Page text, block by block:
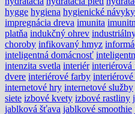
hygge hygiena hygienické návyky
impregnácia dreva imunita
platňa indukčný ohrev
choroby infikovaný hmyz
inteligentná domácnosť
intenzita svetla interiér interiérová
dvere interiérové farby
internetové hry internetové služby
siete izbové kvety izbové rastliny
jablková šťava jablkové smoothie